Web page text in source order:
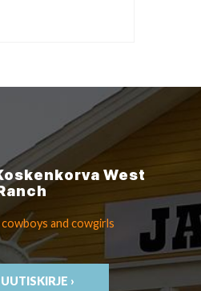
West
and cowgirls
›